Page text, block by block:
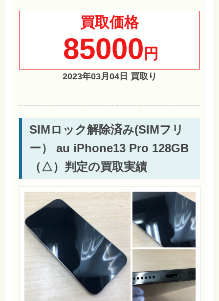
買取価格
85000 円
2023年03月04日 買取り
SIMロック解除済み(SIMフリ
ー） au iPhone13 Pro 128GB
（△）判定の買取実績